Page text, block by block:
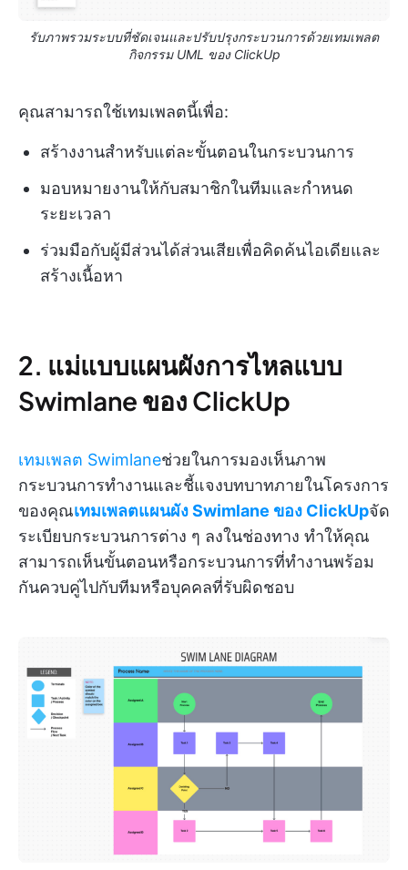
รับภาพรวมระบบที่ชัดเจนและปรับปรุงกระบวนการด้วยเทมเพลต
กิจกรรม UML ของ ClickUp
คุณสามารถใช้เทมเพลตนี้เพื่อ:
สร้างงานสำหรับแต่ละขั้นตอนในกระบวนการ
มอบหมายงานให้กับสมาชิกในทีมและกำหนด
ระยะเวลา
ร่วมมือกับผู้มีส่วนได้ส่วนเสียเพื่อคิดค้นไอเดียและ
สร้างเนื้อหา
2. แม่แบบแผนผังการไหลแบบ
Swimlane ของ ClickUp
เทมเพลต Swimlaneช่วยในการมองเห็นภาพ
กระบวนการทำงานและชี้แจงบทบาทภายในโครงการ
ของคุณเทมเพลตแผนผัง Swimlane ของ ClickUpจัด
ระเบียบกระบวนการต่าง ๆ ลงในช่องทาง ทำให้คุณ
สามารถเห็นขั้นตอนหรือกระบวนการที่ทำงานพร้อม
กันควบคู่ไปกับทีมหรือบุคคลที่รับผิดชอบ